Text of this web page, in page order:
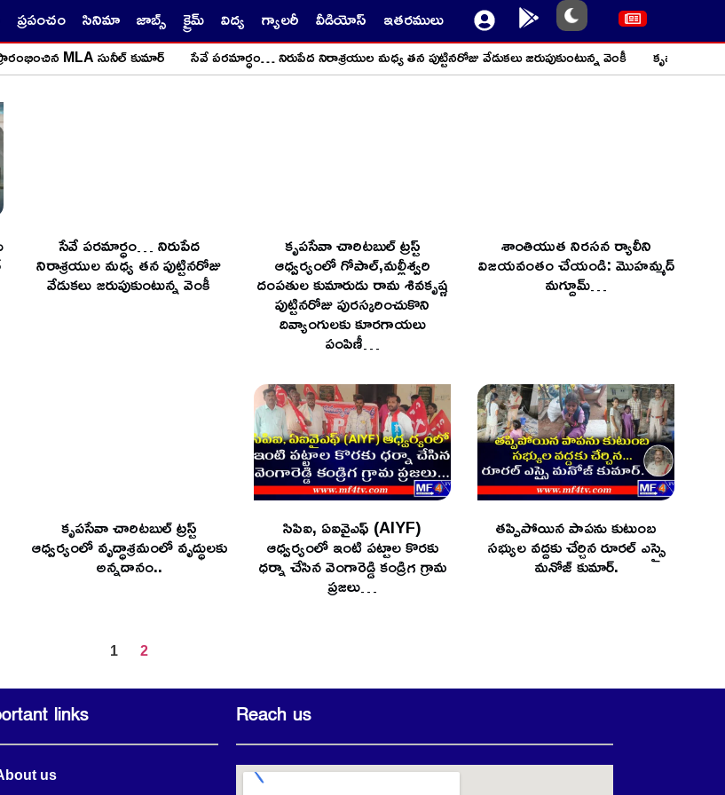
ప్రపంచం సినిమా జాబ్స్ క్రైమ్ విద్య గ్యాలరీ వీడియోస్ ఇతరములు
MLA సునీల్ కుమార్ సేవే పరమార్ధం… నిరుపేద నిరాశ్రయుల మధ్య తన పుట్టినరోజు వేడుకలు జరుపుకుంటున్న వెంకీ కృపసేవా
సేవే పరమార్ధం… నిరుపేద
నిరాశ్రయుల మధ్య తన పుట్టినరోజు
వేడుకలు జరుపుకుంటున్న వెంకీ
కృపసేవా చారిటబుల్ ట్రస్ట్
ఆధ్వర్యంలో గోపాల్,మల్లీశ్వరి
దంపతుల కుమారుడు రామ శివకృష్ణ
పుట్టినరోజు పురస్కరించుకొని
దివ్యాంగులకు కూరగాయలు
పంపిణీ…
శాంతియుత నిరసన ర్యాలీని
విజయవంతం చేయండి: మొహమ్మద్
మగ్దూమ్…
కృపసేవా చారిటబుల్ ట్రస్ట్
ఆధ్వర్యంలో వృద్ధాశ్రమంలో వృద్ధులకు
అన్నదానం..
సిపిఐ, ఏఐవైఎఫ్ (AIYF)
ఆధ్వర్యంలో ఇంటి పట్టాల కొరకు
ధర్నా చేసిన వెంగారెడ్డి కండ్రిగ గ్రామ
ప్రజలు…
తప్పిపోయిన పాపను కుటుంబ
సభ్యుల వద్దకు చేర్చిన రూరల్ ఎస్సై
మనోజ్ కుమార్.
1 2
links
us
Reach us